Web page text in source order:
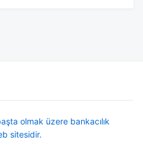
olmak üzere bankacılık
sitesidir.